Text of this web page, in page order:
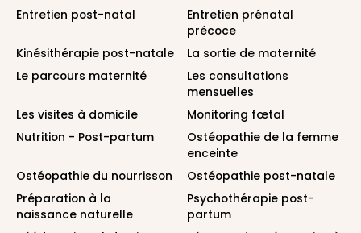
Entretien post-natal
Entretien prénatal
précoce
Kinésithérapie post-natale
La sortie de maternité
Le parcours maternité
Les consultations
mensuelles
Les visites à domicile
Monitoring fœtal
Nutrition - Post-partum
Ostéopathie de la femme
enceinte
Ostéopathie du nourrisson
Ostéopathie post-natale
Préparation à la
naissance naturelle
Psychothérapie post-
partum